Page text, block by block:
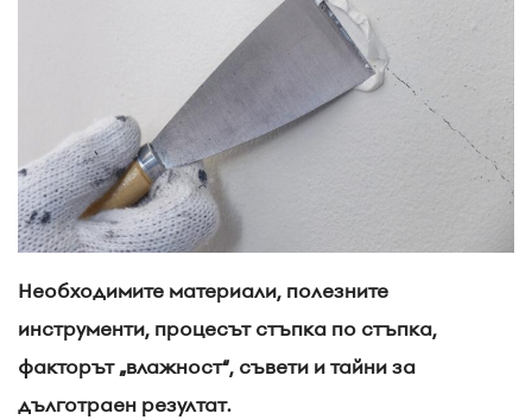
Необходимите материали, полезните
инструменти, процесът стъпка по стъпка,
факторът „влажност“, съвети и тайни за
дълготраен резултат.